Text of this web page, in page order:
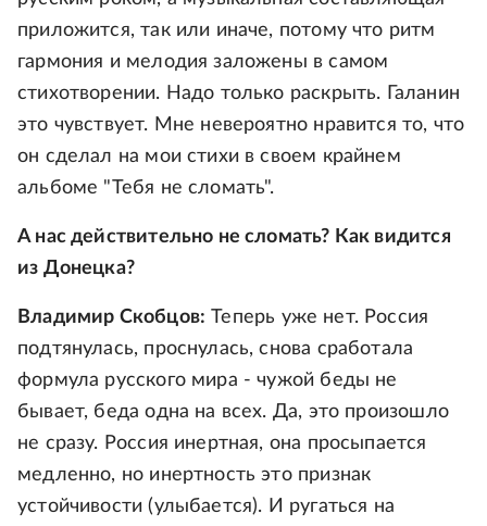
приложится, так или иначе, потому что ритм
гармония и мелодия заложены в самом
стихотворении. Надо только раскрыть. Галанин
это чувствует. Мне невероятно нравится то, что
он сделал на мои стихи в своем крайнем
альбоме "Тебя не сломать".
А нас действительно не сломать? Как видится
из Донецка?
Владимир Скобцов: Теперь уже нет. Россия
подтянулась, проснулась, снова сработала
формула русского мира - чужой беды не
бывает, беда одна на всех. Да, это произошло
не сразу. Россия инертная, она просыпается
медленно, но инертность это признак
устойчивости (улыбается). И ругаться на